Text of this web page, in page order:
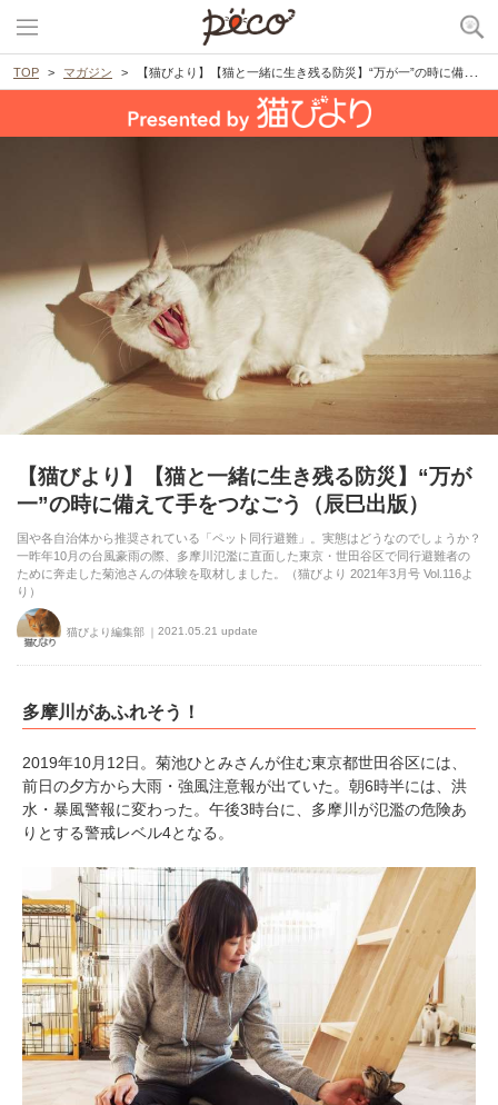
TOP マガジン 【猫びより】【猫と一緒に生き残る防災】“万が一”の時に備えて手をつなごう（辰巳出版）
【猫びより】【猫と一緒に生き残る防災】“万が
一”の時に備えて手をつなごう（辰巳出版）
国や各自治体から推奨されている「ペット同行避難」。実態はどうなのでしょうか？
一昨年10月の台風豪雨の際、多摩川氾濫に直面した東京・世田谷区で同行避難者の
ために奔走した菊池さんの体験を取材しました。（猫びより 2021年3月号 Vol.116よ
り）
猫びより編集部 2021.05.21 update
多摩川があふれそう！
2019年10月12日。菊池ひとみさんが住む東京都世田谷区には、
前日の夕方から大雨・強風注意報が出ていた。朝6時半には、洪
水・暴風警報に変わった。午後3時台に、多摩川が氾濫の危険あ
りとする警戒レベル4となる。